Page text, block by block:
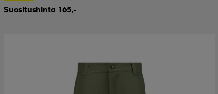
Suositushinta 165,-